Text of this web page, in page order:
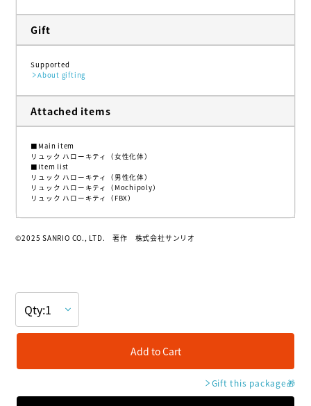
Gift
Supported
About gifting
Attached items
■Main item
リュック ハローキティ（女性化体）
■Item list
リュック ハローキティ（男性化体）
リュック ハローキティ（Mochipoly）
リュック ハローキティ（FBX）
©2025 SANRIO CO., LTD. 著作 株式会社サンリオ
Add to Cart
Gift this package🎁